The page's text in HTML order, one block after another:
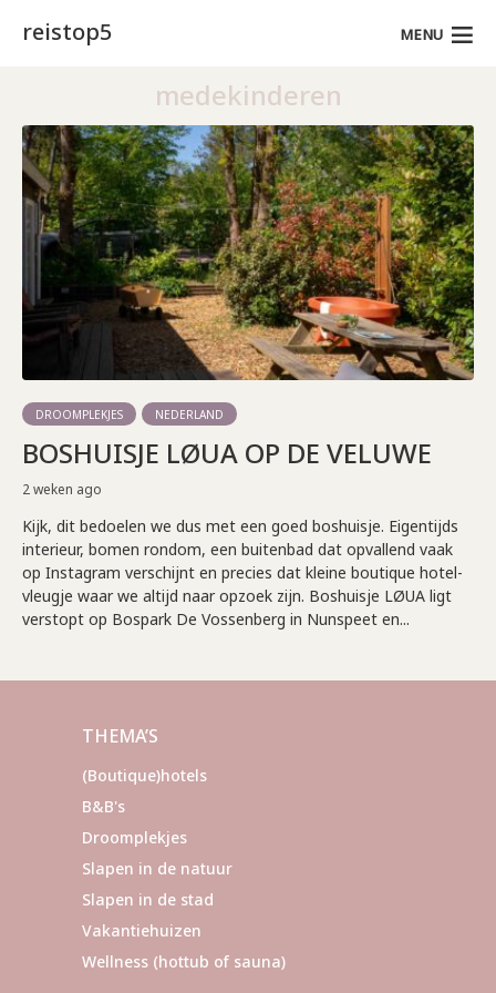
reistop5 MENU
medekinderen
DROOMPLEKJES NEDERLAND
BOSHUISJE LØUA OP DE VELUWE
2 weken ago
Kijk, dit bedoelen we dus met een goed boshuisje. Eigentijds
interieur, bomen rondom, een buitenbad dat opvallend vaak
op Instagram verschijnt en precies dat kleine boutique hotel-
vleugje waar we altijd naar opzoek zijn. Boshuisje LØUA ligt
verstopt op Bospark De Vossenberg in Nunspeet en...
THEMA’S
(Boutique)hotels
B&B's
Droomplekjes
Slapen in de natuur
Slapen in de stad
Vakantiehuizen
Wellness (hottub of sauna)